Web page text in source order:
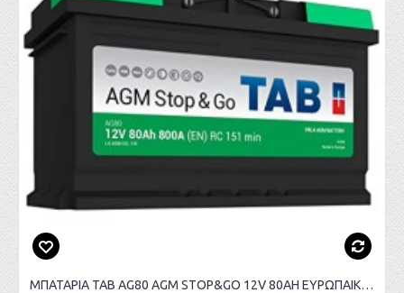
ΜΠΑΤΑΡΙΑ TAB AG80 AGM STOP&GO 12V 80AH ΕΥΡΩΠΑΙΚΟΥ ΤΥΠΟΥ